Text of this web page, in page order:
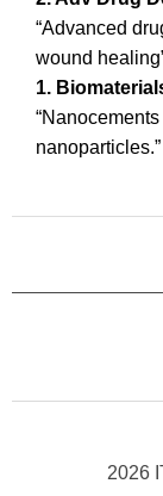
“Advanced
wound
1.
nanoparticles.”
2026